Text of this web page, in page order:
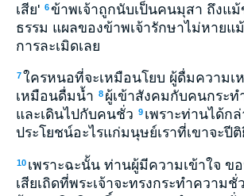
เสีย' 6 ข้าพเจ้าถูกนับเป็นคนมุสา ถึงแม้
ธรรม แผลของข้าพเจ้ารักษาไม่หายแ
การละเมิดเลย
7ใครหนอที่จะเหมือนโยบ ผู้ดื่มความเ
เหมือนดื่มน้ำ 8 ผู้เข้าสังคมกับคนกระ
และเดินไปกับคนชั่ว 9 เพราะท่านได้ก
ประโยชน์อะไรแก่มนุษย์เราที่เขาจะปี
10 เพราะฉะนั้น ท่านผู้มีความเข้าใจ ข
เสียเถิดที่พระเจ้าจะทรงกระทำความ